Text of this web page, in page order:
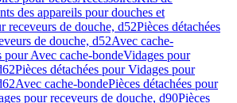
des appareils pour douches et
receveurs de douche, d52Pièces détachées
de douche, d52Avec cache-
pour Avec cache-bondeVidages pour
Pièces détachées pour Vidages pour
Avec cache-bondePièces détachées pour
pour receveurs de douche, d90Pièces